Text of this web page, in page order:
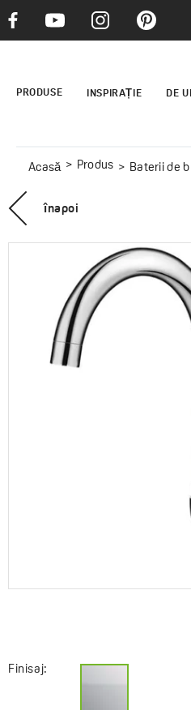
PRODUSE INSPIRAȚIE DE
Acasă Produs Baterii de
înapoi
Finisaj: